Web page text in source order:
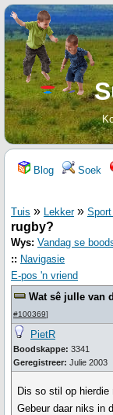
Blog Soek
Tuis » Lekker»
rugby?
Wys: Vandag se
:: Navigasie
E-pos 'n vriend
Wat sê julle van
#100369]
PietR
Boodskappe: 3341
Geregistreer: Julie 2003
Dis so stil op
Gebeur daar niks in